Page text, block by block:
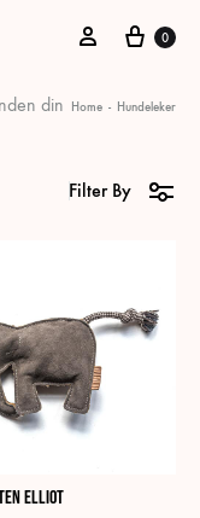
My Account
Cart
0
din Home - Hundeleker
Filter By
Elliot